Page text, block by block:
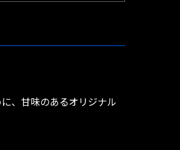
、甘味のあるオリジナル